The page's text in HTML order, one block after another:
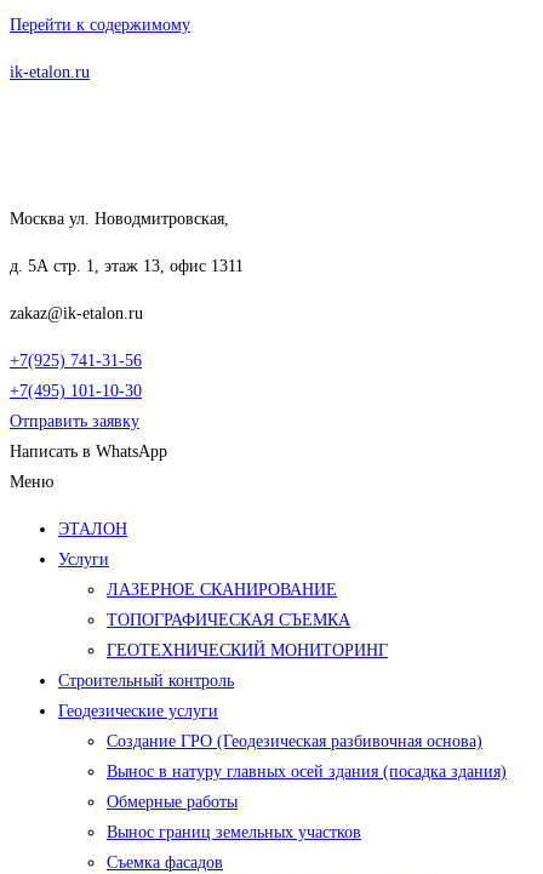
Перейти к содержимому
ik-etalon.ru
Москва ул. Новодмитровская,
д. 5А стр. 1, этаж 13, офис 1311
zakaz@ik-etalon.ru
+7(925) 741-31-56
+7(495) 101-10-30
Отправить заявку
Написать в WhatsApp
Меню
ЭТАЛОН
Услуги
ЛАЗЕРНОЕ СКАНИРОВАНИЕ
ТОПОГРАФИЧЕСКАЯ СЪЕМКА
ГЕОТЕХНИЧЕСКИЙ МОНИТОРИНГ
Строительный контроль
Геодезические услуги
Создание ГРО (Геодезическая разбивочная основа)
Вынос в натуру главных осей здания (посадка здания)
Обмерные работы
Вынос границ земельных участков
Съемка фасадов